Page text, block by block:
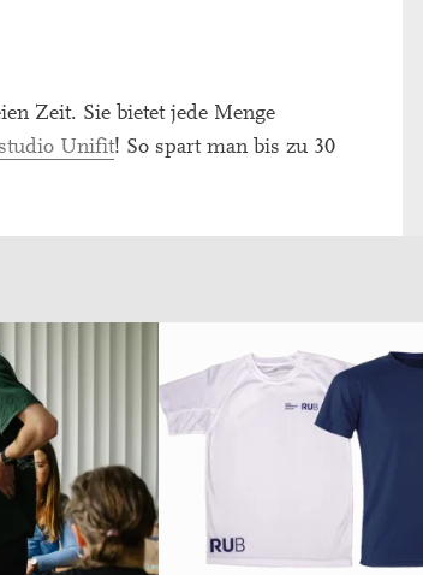
Zeit. Sie bietet jede Menge
Unifit! So spart man bis zu 30